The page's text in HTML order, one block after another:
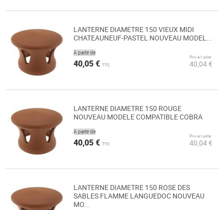
LANTERNE DIAMETRE 150 VIEUX MIDI
CHATEAUNEUF-PASTEL NOUVEAU MODEL...
À partir de
40,05 € TTC
Prix à l’unité
40,04 €
LANTERNE DIAMETRE 150 ROUGE
NOUVEAU MODELE COMPATIBLE COBRA
À partir de
40,05 € TTC
Prix à l’unité
40,04 €
LANTERNE DIAMETRE 150 ROSE DES
SABLES FLAMME LANGUEDOC NOUVEAU
MO...